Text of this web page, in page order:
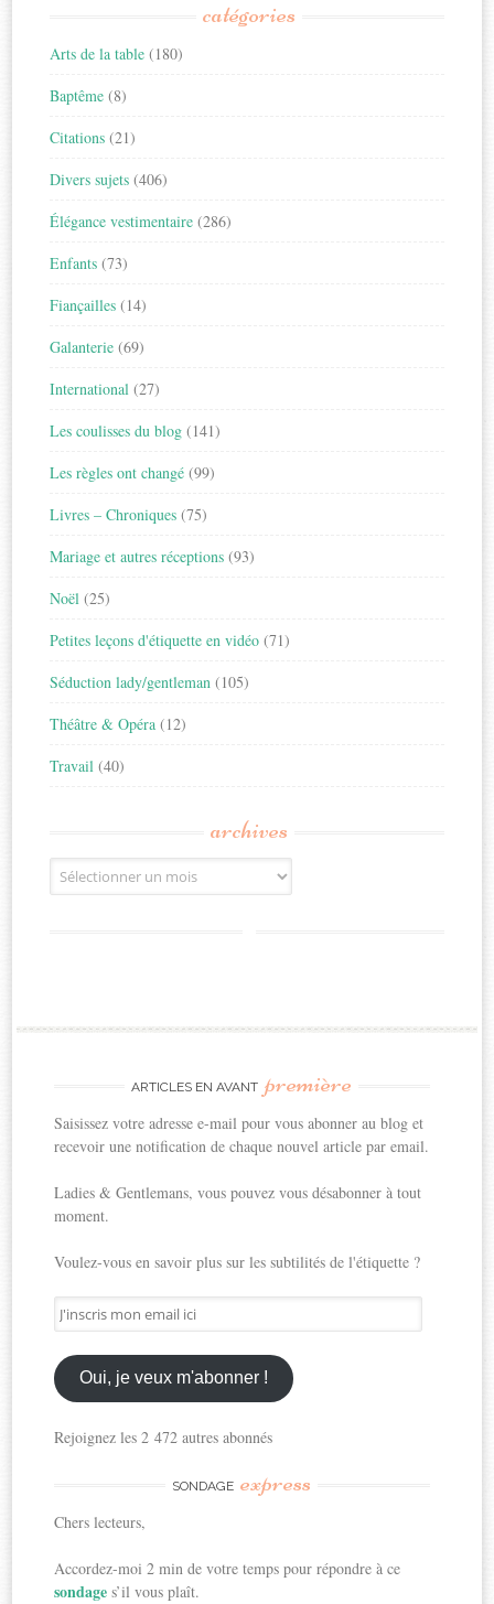
catégories
Arts de la table (180)
Baptême (8)
Citations (21)
Divers sujets (406)
Élégance vestimentaire (286)
Enfants (73)
Fiançailles (14)
Galanterie (69)
International (27)
Les coulisses du blog (141)
Les règles ont changé (99)
Livres – Chroniques (75)
Mariage et autres réceptions (93)
Noël (25)
Petites leçons d'étiquette en vidéo (71)
Séduction lady/gentleman (105)
Théâtre & Opéra (12)
Travail (40)
archives
Archives
ARTICLES EN AVANT première
Saisissez votre adresse e-mail pour vous abonner au blog et
recevoir une notification de chaque nouvel article par email.
Ladies & Gentlemans, vous pouvez vous désabonner à tout
moment.
Voulez-vous en savoir plus sur les subtilités de l'étiquette ?
J'inscris
mon
email
ici
Oui, je veux m'abonner !
Rejoignez les 2 472 autres abonnés
SONDAGE express
Chers lecteurs,
Accordez-moi 2 min de votre temps pour répondre à ce
sondages’il vous plaît.